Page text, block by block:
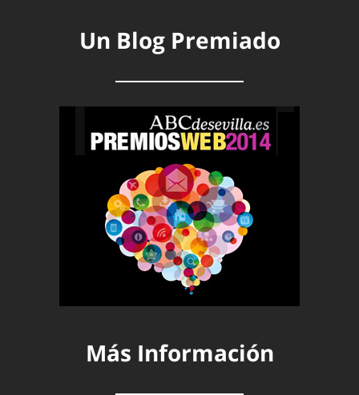
Un Blog Premiado
Más Información